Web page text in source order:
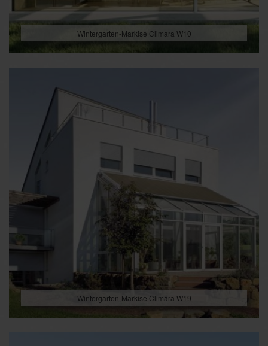
Wintergarten-Markise Climara W10
Wintergarten-Markise Climara W19